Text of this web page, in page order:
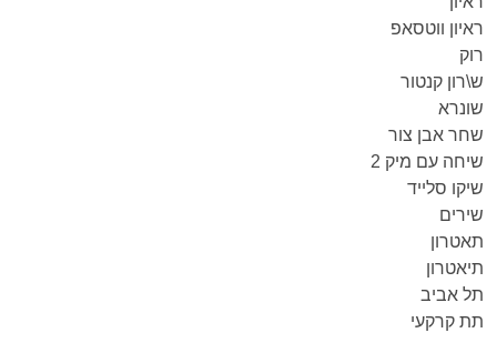
ראיון ווטסאפ
רוק
ש\רון קנטור
שונרא
שחר אבן צור
שיחה עם מיק 2
שיקו סלייד
שירים
תאטרון
תיאטרון
תל אביב
תת קרקעי